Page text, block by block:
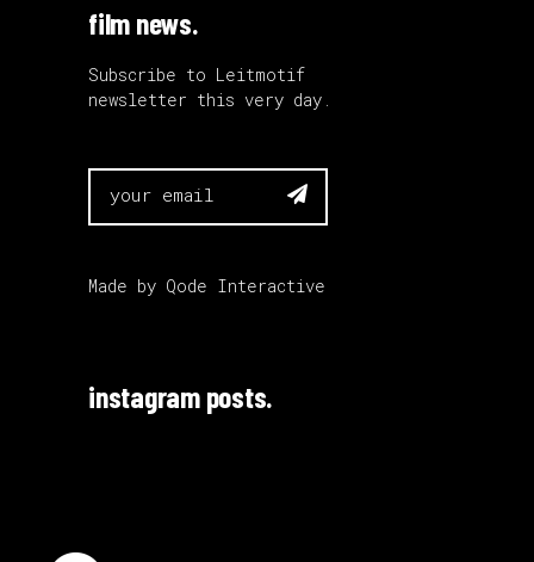
film news.
Subscribe to Leitmotif
newsletter this very day.

Made by Qode Interactive
instagram posts.